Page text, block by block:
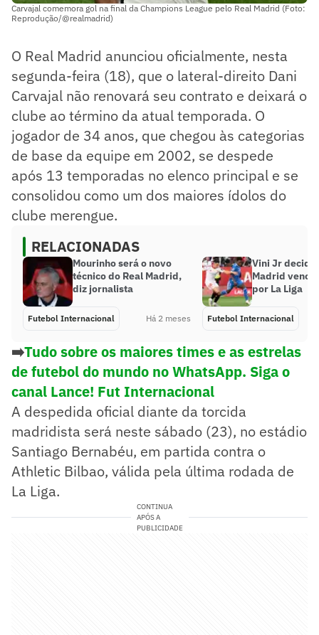
Carvajal comemora gol na final da Champions League pelo Real Madrid (Foto:
Reprodução/@realmadrid)
O Real Madrid anunciou oficialmente, nesta
segunda-feira (18), que o lateral-direito Dani
Carvajal não renovará seu contrato e deixará o
clube ao término da atual temporada. O
jogador de 34 anos, que chegou às categorias
de base da equipe em 2002, se despede
após 13 temporadas no elenco principal e se
consolidou como um dos maiores ídolos do
clube merengue.
RELACIONADAS
Mourinho será o novo
técnico do Real Madrid,
diz jornalista
Futebol Internacional Há 2 meses
Vini Jr
Madrid vence
por La Liga
Futebol Internacional
➡️Tudo sobre os maiores times e as estrelas
de futebol do mundo no WhatsApp. Siga o
canal Lance! Fut Internacional
A despedida oficial diante da torcida
madridista será neste sábado (23), no estádio
Santiago Bernabéu, em partida contra o
Athletic Bilbao, válida pela última rodada de
La Liga.
CONTINUA
APÓS A
PUBLICIDADE